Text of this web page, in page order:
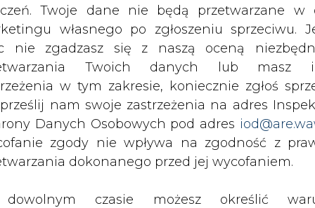
Twoje dane nie będą przetwarzane w
własnego po zgłoszeniu sprzeciwu.
nie zgadzasz się z naszą oceną
Twoich danych lub masz
w tym zakresie, koniecznie zgłoś
prześlij nam swoje zastrzeżenia na adres
Danych Osobowych pod adres
zgody nie wpływa na zgodność z
dokonanego przed jej wycofaniem.
czasie możesz określić
PODPIS
Przesłanie komentarza oznacza akceptację zasad korzystania
z portalu cire.pl